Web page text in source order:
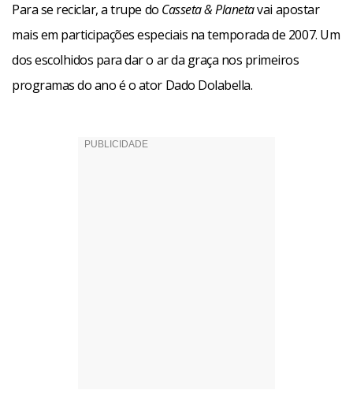
Para se reciclar, a trupe do Casseta & Planetavai apostar
mais em participações especiais na temporada de 2007. Um
dos escolhidos para dar o ar da graça nos primeiros
programas do ano é o ator Dado Dolabella.